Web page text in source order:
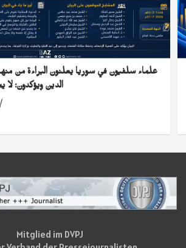
علماء سلفيون في سوريا يعلنون البراءة من
الدين ويؤكدون: لا
Mitglied im DVPJ